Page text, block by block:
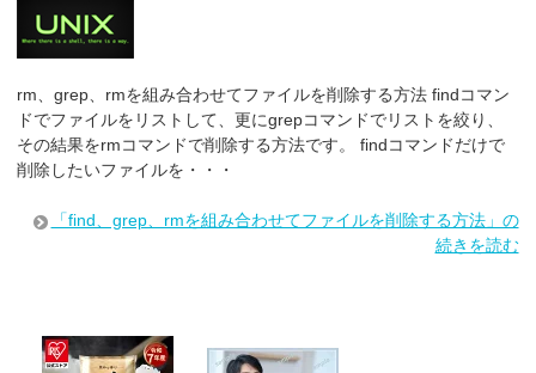
rm、grep、rmを組み合わせてファイルを削除する方法 findコマン
ドでファイルをリストして、更にgrepコマンドでリストを絞り、
その結果をrmコマンドで削除する方法です。 findコマンドだけで
削除したいファイルを・・・
「find、grep、rmを組み合わせてファイルを削除する方法」の
続きを読む